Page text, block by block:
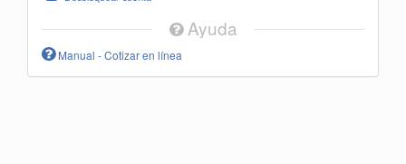
Ayuda
Manual - Cotizar en línea